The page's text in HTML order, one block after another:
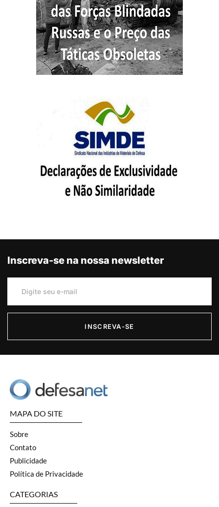
Inscreva-se na nossa newsletter
INSCREVA-SE
MAPA DO SITE
Sobre
Contato
Publicidade
Política de Privacidade
CATEGORIAS